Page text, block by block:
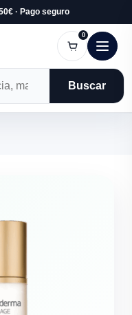
· Pago seguro
0
Buscar